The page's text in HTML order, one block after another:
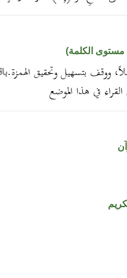
مستوى الكلمة)
ووقف بتسهيل وتحقيق الهمزة.
في هذا الموضع